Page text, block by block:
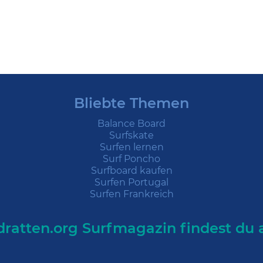
Bliebte Themen
Balance Board
Surfskate
Surfen lernen
Surf Poncho
Surfboard kaufen
Surfen Portugal
Surfen Frankreich
Surfmagazin findest du